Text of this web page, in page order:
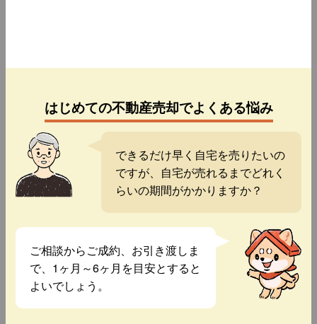
はじめての不動産売却でよくある悩み
できるだけ早く自宅を売りたいの
ですが、自宅が売れるまでどれく
らいの期間がかかりますか？
ご相談からご成約、お引き渡しま
で、1ヶ月～6ヶ月を目安とすると
よいでしょう。